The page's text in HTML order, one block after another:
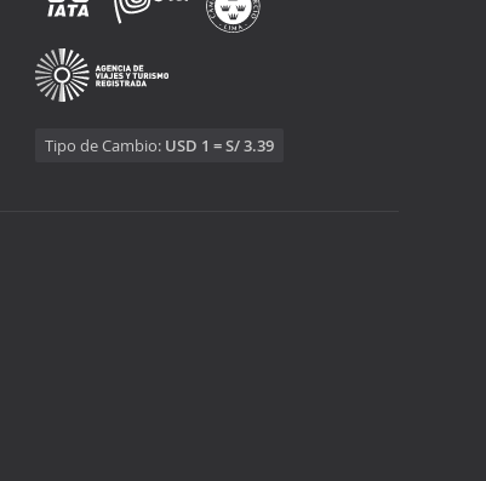
Tipo de Cambio: USD 1 = S/ 3.39